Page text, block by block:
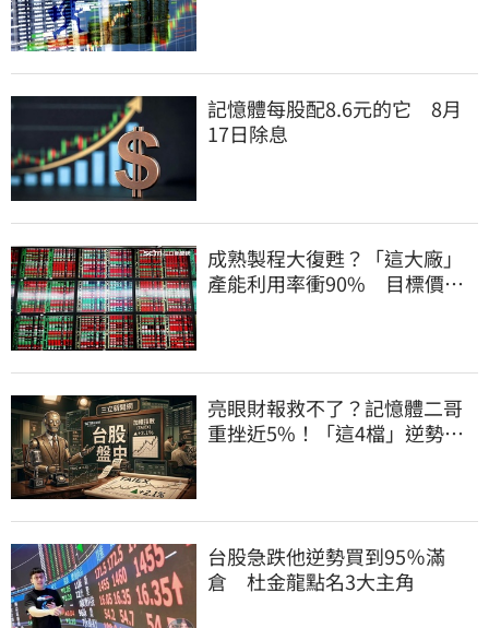
記憶體每股配8.6元的它 8月
17日除息
成熟製程大復甦？「這大廠」
產能利用率衝90% 目標價上
亮眼財報救不了？記憶體二哥
重挫近5%！「這4檔」逆勢上
台股急跌他逆勢買到95％滿
倉 杜金龍點名3大主角